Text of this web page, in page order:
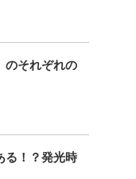
のそれぞれの
る！？発光時